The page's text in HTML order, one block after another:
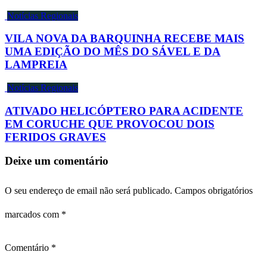
Notícias Regionais
VILA NOVA DA BARQUINHA RECEBE MAIS
UMA EDIÇÃO DO MÊS DO SÁVEL E DA
LAMPREIA
Notícias Regionais
ATIVADO HELICÓPTERO PARA ACIDENTE
EM CORUCHE QUE PROVOCOU DOIS
FERIDOS GRAVES
Deixe um comentário
O seu endereço de email não será publicado. Campos obrigatórios
marcados com *
Comentário *